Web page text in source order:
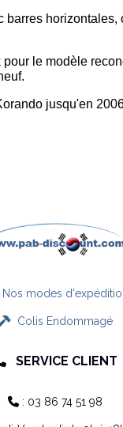
barres horizontales,
le modèle
jusqu'en
Nos modes
Colis Endommagé
SERVICE CLIENT
 : 03 86 74 51 98